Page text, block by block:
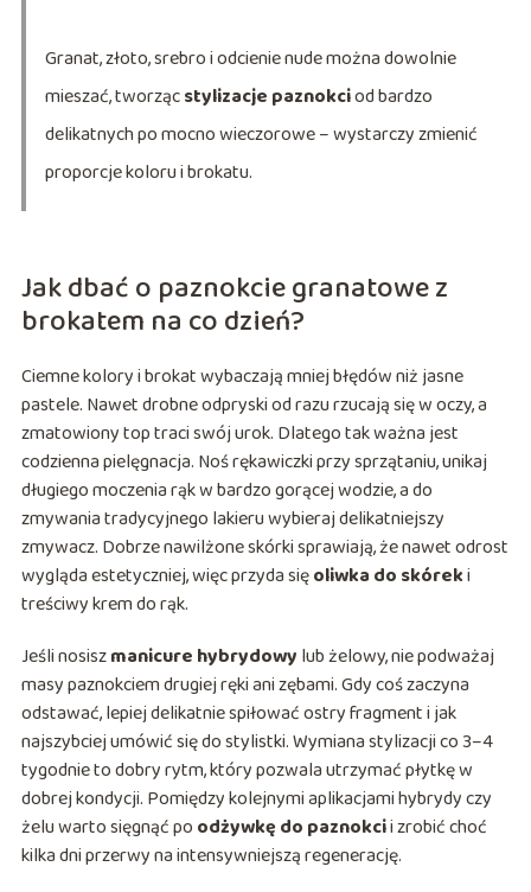
Granat, złoto, srebro i odcienie nude można dowolnie
mieszać, tworzącstylizacje paznokciod bardzo
delikatnych po mocno wieczorowe – wystarczy zmienić
proporcje koloru i brokatu.
Jak dbać o paznokcie granatowe z
brokatem na co dzień?
Ciemne kolory i brokat wybaczają mniej błędów niż jasne
pastele. Nawet drobne odpryski od razu rzucają się w oczy, a
zmatowiony top traci swój urok. Dlatego tak ważna jest
codzienna pielęgnacja. Noś rękawiczki przy sprzątaniu, unikaj
długiego moczenia rąk w bardzo gorącej wodzie, a do
zmywania tradycyjnego lakieru wybieraj delikatniejszy
zmywacz. Dobrze nawilżone skórki sprawiają, że nawet odrost
wygląda estetyczniej, więc przyda sięoliwka do skóreki
treściwy krem do rąk.
Jeśli nosiszmanicure hybrydowy lub żelowy, nie podważaj
masy paznokciem drugiej ręki ani zębami. Gdy coś zaczyna
odstawać, lepiej delikatnie spiłować ostry fragment i jak
najszybciej umówić się do stylistki. Wymiana stylizacji co 3–4
tygodnie to dobry rytm, który pozwala utrzymać płytkę w
dobrej kondycji. Pomiędzy kolejnymi aplikacjami hybrydy czy
żelu warto sięgnąć po odżywkę do paznokcii zrobić choć
kilka dni przerwy na intensywniejszą regenerację.